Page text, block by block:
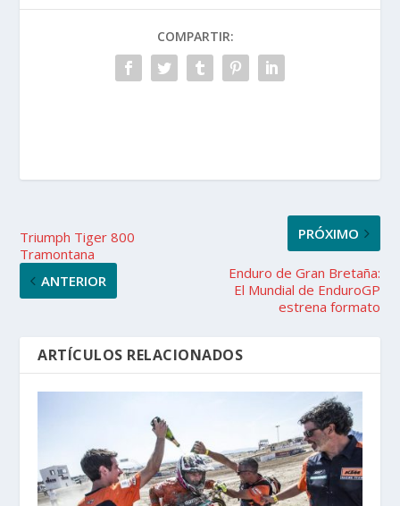
COMPARTIR:
Triumph Tiger 800
Tramontana
ANTERIOR
PRÓXIMO
Enduro de Gran Bretaña:
El Mundial de EnduroGP
estrena formato
ARTÍCULOS RELACIONADOS